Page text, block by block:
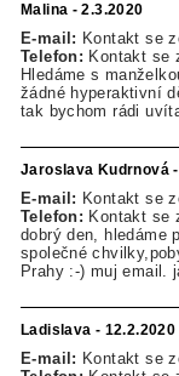
Malina - 2.3.2020
E-mail: Kontakt se
Telefon: Kontakt se
Hledáme s
žádné hyperaktivní
tak bychom rádi
Jaroslava Kudrnová -
E-mail: Kontakt se
Telefon: Kontakt se
dobrý den, hledáme
společné
Prahy :-) muj email.
Ladislava - 12.2.2020
E-mail: Kontakt se